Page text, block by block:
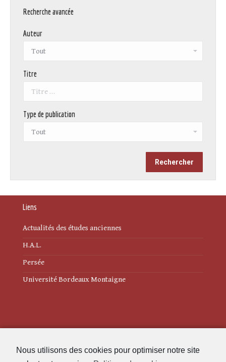
Nous utilisons des cookies pour optimiser notre site
Recherche avancée
Auteur
Titre
Type de publication
Liens
Actualités des études anciennes
H.A.L.
Persée
Université Bordeaux Montaigne
Politique de cookies (UE)